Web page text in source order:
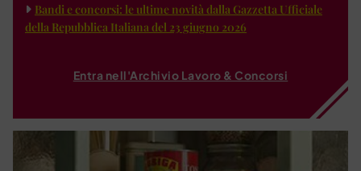
Bandi e concorsi: le ultime novità dalla Gazzetta Ufficiale
della Repubblica Italiana del 23 giugno 2026
Entra nell'Archivio Lavoro & Concorsi